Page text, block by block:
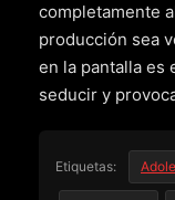
completamente
producción sea
en la pantalla es
seducir y
Etiquetas: